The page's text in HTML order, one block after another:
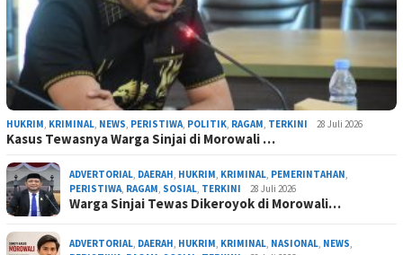
HUKRIM KRIMINAL NEWS PERISTIWA POLITIK RAGAM TERKINI 28 Juli 2026
Kasus Tewasnya Warga Sinjai di Morowali …
ADVERTORIAL DAERAH HUKRIM KRIMINAL PEMERINTAHAN
PERISTIWA RAGAM SOSIAL TERKINI 28 Juli 2026
Warga Sinjai Tewas Dikeroyok di Morowali…
ADVERTORIAL DAERAH HUKRIM KRIMINAL NASIONAL NEWS